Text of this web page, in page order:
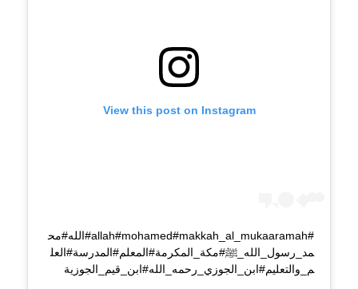
View this post on Instagram
#allah#mohamed#makkah_al_mukaaramah#الله#مح
مد_رسول_الله_ﷺ#مكة_المكرمة#المعلم#المدرسة#العل
م_والتعليم#ابن_الجوزي_رحمه_الله#ابن_قيم_الجوزية